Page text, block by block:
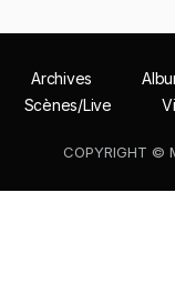
Archives
Scènes/Live
COPYRIGHT ©